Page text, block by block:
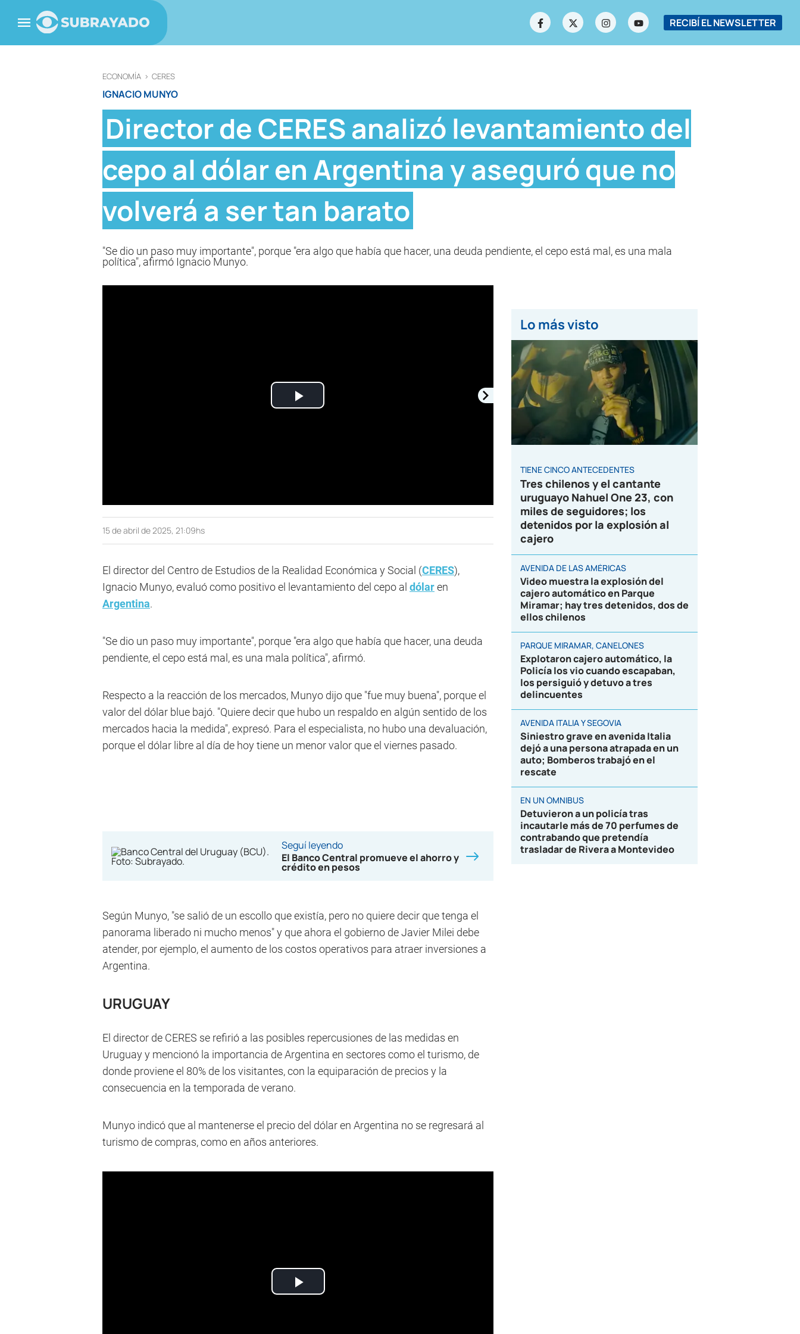
RECIBÍ EL NEWSLETTER
ECONOMÍA > CERES
IGNACIO MUNYO
Director de CERES analizó levantamiento del
cepo al dólar en Argentina y aseguró que no
volverá a ser tan barato
"Se dio un paso muy importante", porque "era algo que había que hacer, una deuda pendiente, el cepo está mal, es una mala
política", afirmó Ignacio Munyo.
Play
15 de abril de 2025, 21:09hs
El director del Centro de Estudios de la Realidad Económica y Social (CERES),
Ignacio Munyo, evaluó como positivo el levantamiento del cepo al dólaren
Argentina.
"Se dio un paso muy importante", porque "era algo que había que hacer, una deuda
pendiente, el cepo está mal, es una mala política", afirmó.
Respecto a la reacción de los mercados, Munyo dijo que "fue muy buena", porque el
valor del dólar blue bajó. "Quiere decir que hubo un respaldo en algún sentido de los
mercados hacia la medida", expresó. Para el especialista, no hubo una devaluación,
porque el dólar libre al día de hoy tiene un menor valor que el viernes pasado.
Seguí leyendo
El Banco Central promueve el ahorro y
crédito en pesos
Según Munyo, "se salió de un escollo que existía, pero no quiere decir que tenga el
panorama liberado ni mucho menos" y que ahora el gobierno de Javier Milei debe
atender, por ejemplo, el aumento de los costos operativos para atraer inversiones a
Argentina.
URUGUAY
El director de CERES se refirió a las posibles repercusiones de las medidas en
Uruguay y mencionó la importancia de Argentina en sectores como el turismo, de
donde proviene el 80% de los visitantes, con la equiparación de precios y la
consecuencia en la temporada de verano.
Munyo indicó que al mantenerse el precio del dólar en Argentina no se regresará al
turismo de compras, como en años anteriores.
Lo más visto
TIENE CINCO ANTECEDENTES
Tres chilenos y el cantante
uruguayo Nahuel One 23, con
miles de seguidores; los
detenidos por la explosión al
cajero
AVENIDA DE LAS AMÉRICAS
Video muestra la explosión del
cajero automático en Parque
Miramar; hay tres detenidos, dos de
ellos chilenos
PARQUE MIRAMAR, CANELONES
Explotaron cajero automático, la
Policía los vio cuando escapaban,
los persiguió y detuvo a tres
delincuentes
AVENIDA ITALIA Y SEGOVIA
Siniestro grave en avenida Italia
dejó a una persona atrapada en un
auto; Bomberos trabajó en el
rescate
EN UN ÓMNIBUS
Detuvieron a un policía tras
incautarle más de 70 perfumes de
contrabando que pretendía
trasladar de Rivera a Montevideo